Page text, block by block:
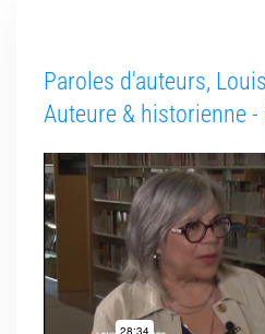
Paroles d'auteurs,
Auteure & historienne